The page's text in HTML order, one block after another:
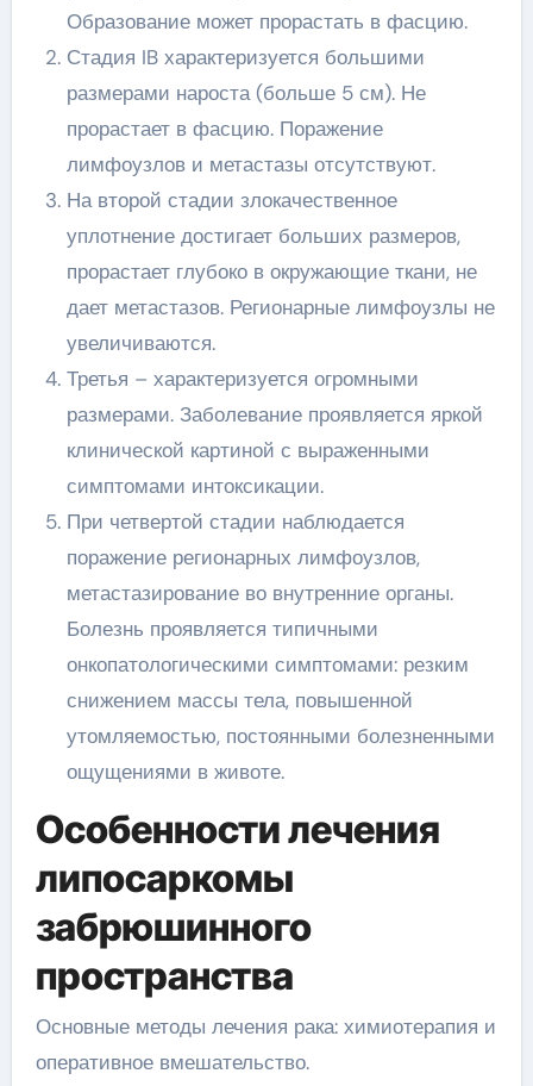
Образование может прорастать в фасцию.
Стадия IB характеризуется большими
размерами нароста (больше 5 см). Не
прорастает в фасцию. Поражение
лимфоузлов и метастазы отсутствуют.
На второй стадии злокачественное
уплотнение достигает больших размеров,
прорастает глубоко в окружающие ткани, не
дает метастазов. Регионарные лимфоузлы не
увеличиваются.
Третья – характеризуется огромными
размерами. Заболевание проявляется яркой
клинической картиной с выраженными
симптомами интоксикации.
При четвертой стадии наблюдается
поражение регионарных лимфоузлов,
метастазирование во внутренние органы.
Болезнь проявляется типичными
онкопатологическими симптомами: резким
снижением массы тела, повышенной
утомляемостью, постоянными болезненными
ощущениями в животе.
Особенности лечения
липосаркомы
забрюшинного
пространства
Основные методы лечения рака: химиотерапия и
оперативное вмешательство.